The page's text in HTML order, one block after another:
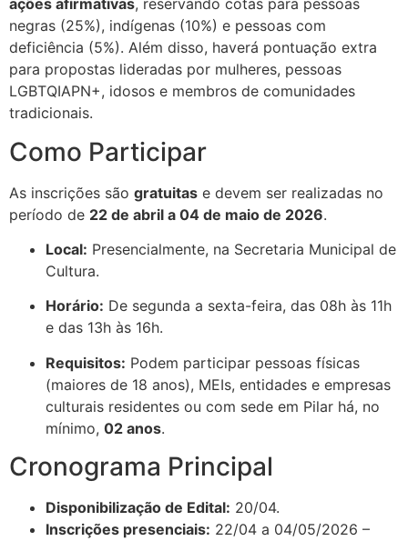
ações afirmativas, reservando cotas para pessoas
negras (25%), indígenas (10%) e pessoas com
deficiência (5%). Além disso, haverá pontuação extra
para propostas lideradas por mulheres, pessoas
LGBTQIAPN+, idosos e membros de comunidades
tradicionais.
Como Participar
As inscrições são gratuitas e devem ser realizadas no
período de 22 de abril a 04 de maio de 2026.
Local: Presencialmente, na Secretaria Municipal de
Cultura.
Horário: De segunda a sexta-feira, das 08h às 11h
e das 13h às 16h.
Requisitos: Podem participar pessoas físicas
(maiores de 18 anos), MEIs, entidades e empresas
culturais residentes ou com sede em Pilar há, no
mínimo, 02 anos.
Cronograma Principal
Disponibilização de Edital: 20/04.
Inscrições presenciais: 22/04 a 04/05/2026 –